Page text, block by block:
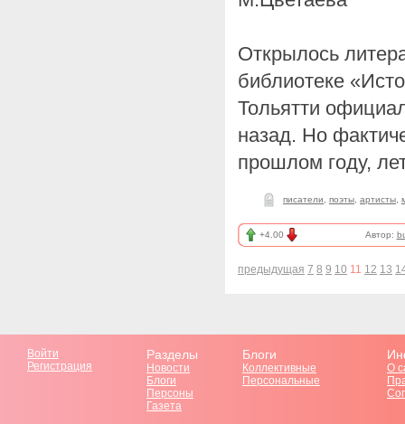
Открылось
библиотеке
Тольятти
назад. Но
прошлом году,
писатели поэты артисты
+4.00 Автор:
предыдущая 7 8 9 10 11 12 13
Войти
Регистрация
Разделы
Новости
Блоги
Персоны
Газета
Блоги
Коллективные
Персональные
О